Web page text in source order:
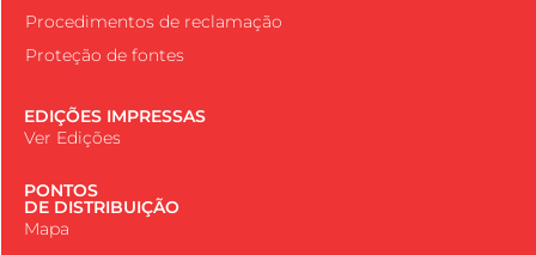
Procedimentos de reclamação
Proteção de fontes
EDIÇÕES IMPRESSAS
Ver Edições
PONTOS
DE DISTRIBUIÇÃO
Mapa